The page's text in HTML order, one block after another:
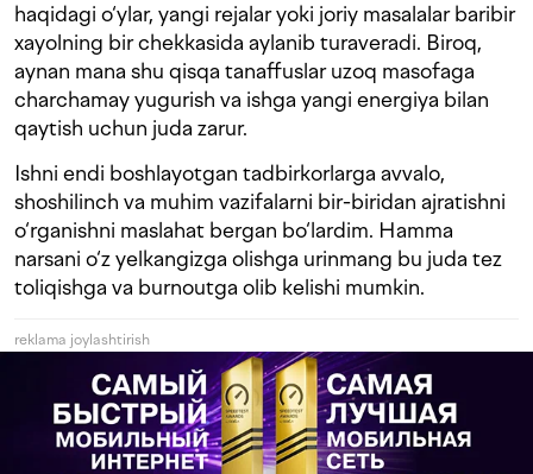
haqidagi o‘ylar, yangi rejalar yoki joriy masalalar baribir
xayolning bir chekkasida aylanib turaveradi. Biroq,
aynan mana shu qisqa tanaffuslar uzoq masofaga
charchamay yugurish va ishga yangi energiya bilan
qaytish uchun juda zarur.
Ishni endi boshlayotgan tadbirkorlarga avvalo,
shoshilinch va muhim vazifalarni bir-biridan ajratishni
o‘rganishni maslahat bergan bo‘lardim. Hamma
narsani o‘z yelkangizga olishga urinmang bu juda tez
toliqishga va burnoutga olib kelishi mumkin.
reklama joylashtirish